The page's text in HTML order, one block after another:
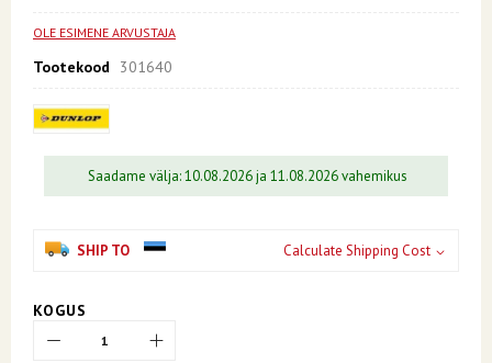
images
OLE ESIMENE ARVUSTAJA
Tootekood 301640
Saadame välja: 10.08.2026 ja 11.08.2026 vahemikus
SHIP TO Calculate Shipping Cost
KOGUS